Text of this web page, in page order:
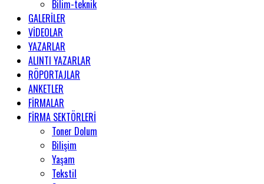
Bilim-teknik
GALERİLER
VİDEOLAR
YAZARLAR
ALINTI YAZARLAR
RÖPORTAJLAR
ANKETLER
FİRMALAR
FİRMA SEKTÖRLERİ
Toner Dolum
Bilişim
Yaşam
Tekstil